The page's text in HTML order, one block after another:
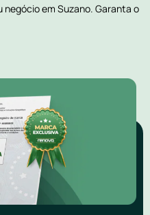
negócio em Suzano. Garanta o